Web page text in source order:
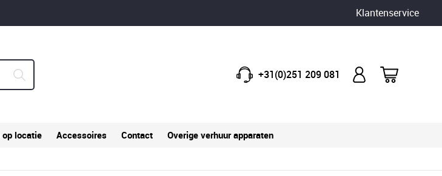
Klantenservice
+31(0)251 209 081
op locatie Accessoires Contact Overige verhuur apparaten